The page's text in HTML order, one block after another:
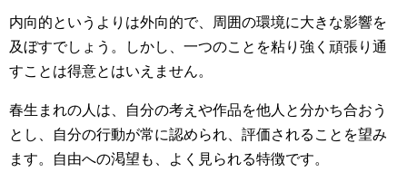
内向的というよりは外向的で、周囲の環境に大きな影響を
及ぼすでしょう。しかし、一つのことを粘り強く頑張り通
すことは得意とはいえません。
春生まれの人は、自分の考えや作品を他人と分かち合おう
とし、自分の行動が常に認められ、評価されることを望み
ます。自由への渇望も、よく見られる特徴です。